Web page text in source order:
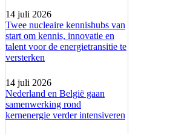
14 juli 2026
Twee nucleaire kennishubs van
start om kennis, innovatie en
talent voor de energietransitie te
versterken
14 juli 2026
Nederland en België gaan
samenwerking rond
kernenergie verder intensiveren